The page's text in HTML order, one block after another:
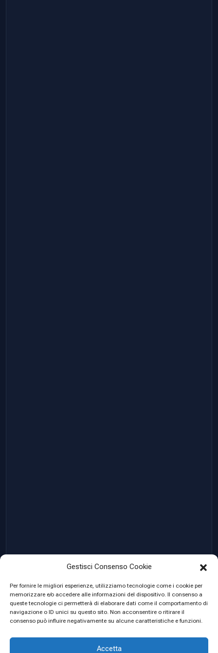
Gestisci Consenso Cookie
Per fornire le migliori esperienze, utilizziamo tecnologie come i cookie per
memorizzare e/o accedere alle informazioni del dispositivo. Il consenso a
queste tecnologie ci permetterà di elaborare dati come il comportamento di
navigazione o ID unici su questo sito. Non acconsentire o ritirare il
consenso può influire negativamente su alcune caratteristiche e funzioni.
Accetta
© 2023 Created byLeonardo Patrignani P. Iva